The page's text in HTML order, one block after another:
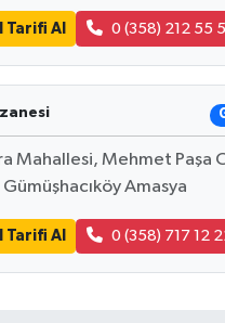
Tarifi Al 0 (358) 212 55
Mahallesi, Mehmet Paşa
Amasya
Tarifi Al 0 (358) 717 12